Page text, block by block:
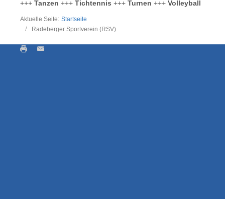
+++ Tanzen +++ Tichtennis +++ Turnen +++ Volleyball
Aktuelle Seite: Startseite
Radeberger Sportverein (RSV)